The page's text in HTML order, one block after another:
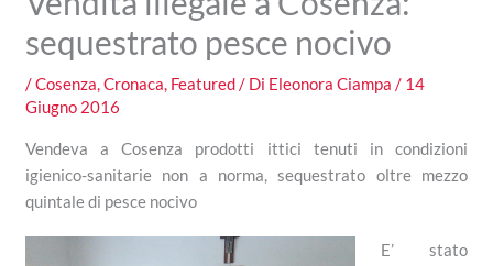
sequestrato pesce nocivo
/Cosenza,Cronaca, Featured/ Di Eleonora Ciampa/ 14
Giugno 2016
Vendeva a Cosenza prodotti ittici tenuti in condizioni
igienico-sanitarie non a norma, sequestrato oltre mezzo
quintale di pesce nocivo
E’ stato